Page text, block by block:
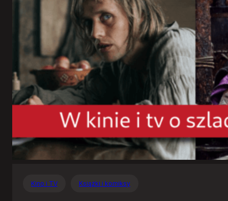
Kino i TV Książki i komiksy